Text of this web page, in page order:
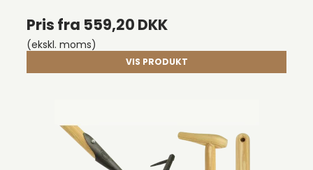
Pris fra 559,20 DKK
(ekskl. moms)
VIS PRODUKT